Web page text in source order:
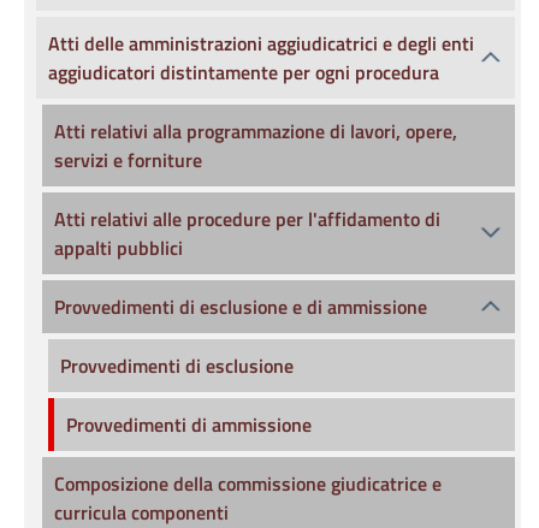
Atti delle amministrazioni aggiudicatrici e degli enti
aggiudicatori distintamente per ogni procedura
Atti relativi alla programmazione di lavori, opere,
servizi e forniture
Atti relativi alle procedure per l'affidamento di
appalti pubblici
Provvedimenti di esclusione e di ammissione
Provvedimenti di esclusione
Provvedimenti di ammissione
Composizione della commissione giudicatrice e
curricula componenti